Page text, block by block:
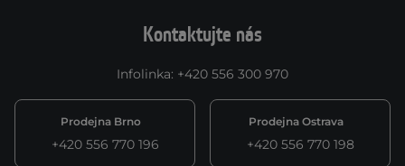
Kontaktujte nás
Infolinka: +420 556 300 970
Prodejna Brno
+420 556 770 196
Prodejna Ostrava
+420 556 770 198